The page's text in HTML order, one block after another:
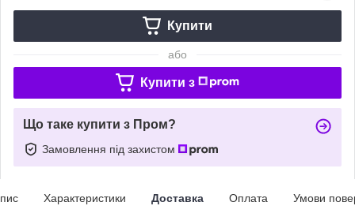
Купити
або
Купити з
Що таке купити з Пром?
Замовлення під захистом
Характеристики Доставка Оплата Умови